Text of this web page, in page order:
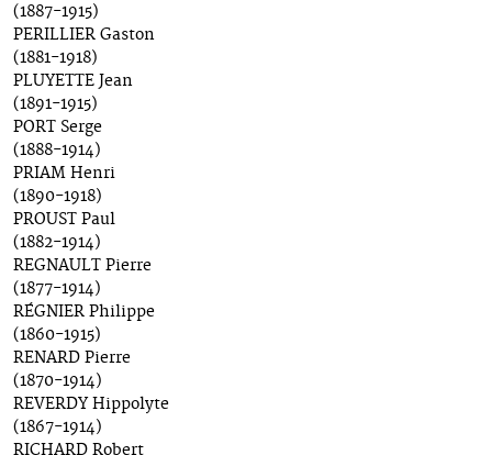
(1887-1915)
PERILLIER Gaston
(1881-1918)
PLUYETTE Jean
(1891-1915)
PORT Serge
(1888-1914)
PRIAM Henri
(1890-1918)
PROUST Paul
(1882-1914)
REGNAULT Pierre
(1877-1914)
RÉGNIER Philippe
(1860-1915)
RENARD Pierre
(1870-1914)
REVERDY Hippolyte
(1867-1914)
RICHARD Robert